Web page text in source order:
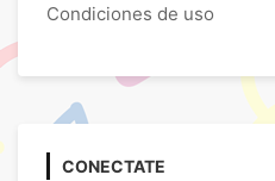
Condiciones de uso
CONECTATE